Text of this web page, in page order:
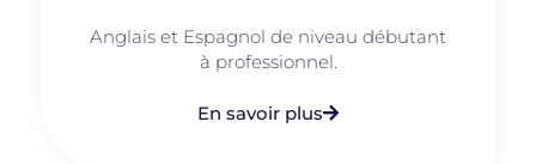
Anglais et Espagnol de niveau débutant
à professionnel.
En savoir plus